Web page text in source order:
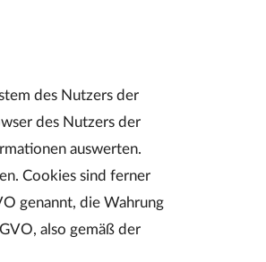
des Nutzers der
des Nutzers der
auswerten.
Cookies sind ferner
genannt, die Wahrung
also gemäß der